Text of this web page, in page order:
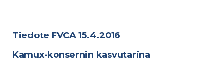
Tiedote FVCA 15.4.2016
Kamux-konsernin kasvutarina